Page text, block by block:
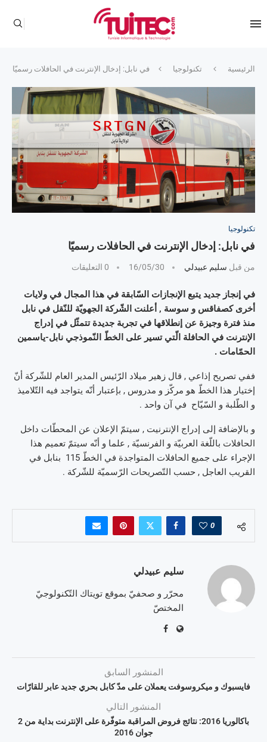
الرئيسية تكنولوجيا في نابل: إدخال الإنترنت في الحافلات رسميّا
تكنولوجيا
في نابل: إدخال الإنترنت في الحافلات رسميّا
من قبل سليم عبيدلي 16/05/30 0 التعليقات
في إنجاز جديد يتبع الإنجازات السّابقة في هذا المجال في ولايات
أخرى كصفاقس و سوسة , أعلنت الشّركة الجهويّة للنّقل في نابل
منذ فترة وجيزة عن إنطلاقها في تجربة جديدة تتمثّل في إدراج
الإنترنت في الحافلة الّتي تسير على الخطّ النّموذجي نابل-ياسمين
الحمّامات .
ففي تصريح إذاعي , قال زهير ميلاد الرّئيس المدير العام للشّركة أنّ
إختيار هذا الخطّ هو مركّز و مدروس , بإعتبار أنّه يتواجد فيه التّلاميذ
و الطّلبة و السّيّاح في آن واحد .
و بالإضافة إلى إدراج الإنترنيت , سيتمّ الإعلان عن المحطّات داخل
الحافلات باللّغة العربيّة و الفرنسيّة , علما و أنّه سيتمّ تعميم هذا
الإجراء على جميع الحافلات المتواجدة في الخطّ 115 بنابل في
القريب العاجل , حسب التّصريحات الرّسميّة للشّركة .
0
سليم عبيدلي
محرّر و صحفيّ بموقع تويتاك التّكنولوجيّ
المختصّ
المنشور السابق
فايسبوك و ميكروسوفت يعملان على مدّ كابل بحري جديد عابر للقارّات
المنشور التالي
باكالوريا 2016: نتائج فروض المراقبة متوفّرة على الإنترنت بداية من 2
جوان 2016